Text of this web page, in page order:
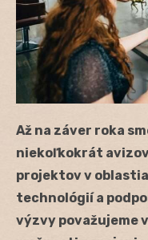
Až na záver roka
niekoľkokrát
projektov v
technológií a
výzvy považujeme